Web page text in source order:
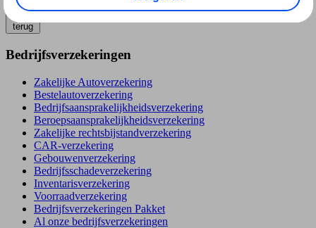
terug
Bedrijfsverzekeringen
Zakelijke Autoverzekering
Bestelautoverzekering
Bedrijfsaansprakelijkheidsverzekering
Beroepsaansprakelijkheidsverzekering
Zakelijke rechtsbijstandverzekering
CAR-verzekering
Gebouwenverzekering
Bedrijfsschadeverzekering
Inventarisverzekering
Voorraadverzekering
Bedrijfsverzekeringen Pakket
Al onze bedrijfsverzekeringen